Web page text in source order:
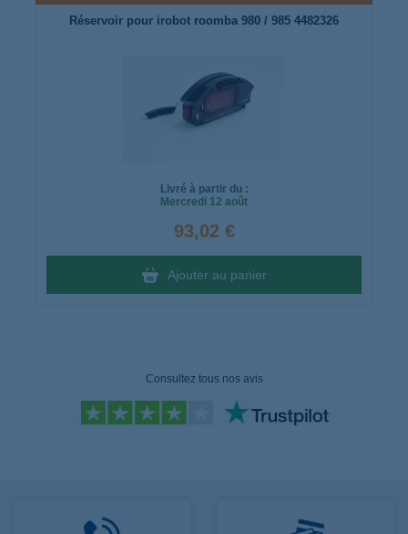
Réservoir pour irobot roomba 980 / 985 4482326
Livré à partir du :
Mercredi 12 août
93,02 €
Ajouter au panier
Consultez tous nos avis